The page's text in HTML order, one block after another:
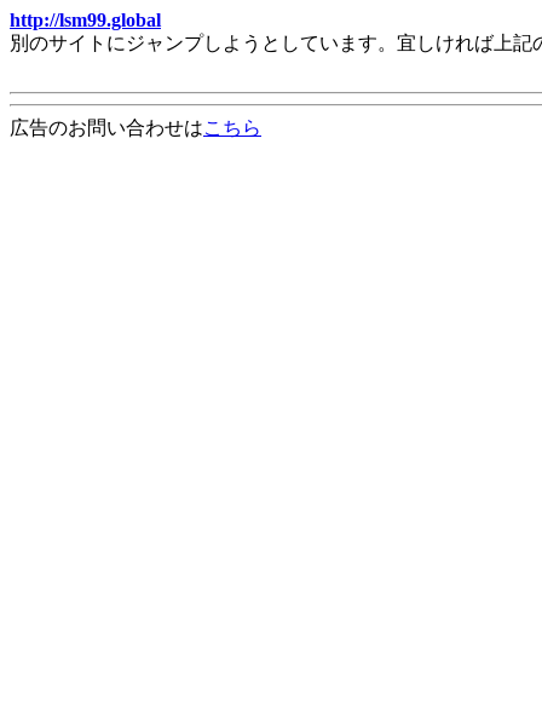
http://lsm99.global
別のサイトにジャンプしようとしています。宜しければ上
広告のお問い合わせはこちら